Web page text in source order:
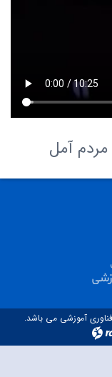
آموزشی می باشد.